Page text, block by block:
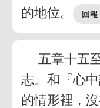
的地位。
五章十五
志』和『心
的情形裡，